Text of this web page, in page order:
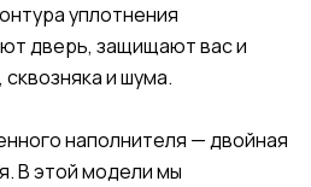
уплотнения
дверь, защищают вас и
и шума.
наполнителя — двойная
В этой модели мы